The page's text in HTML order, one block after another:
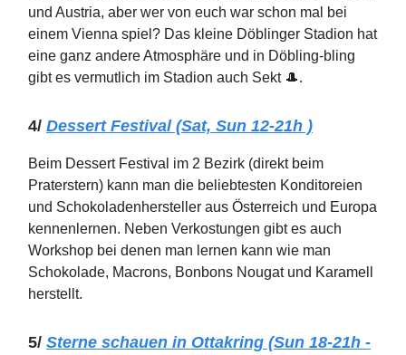
und Austria, aber wer von euch war schon mal bei
einem Vienna spiel? Das kleine Döblinger Stadion hat
eine ganz andere Atmosphäre und in Döbling-bling
gibt es vermutlich im Stadion auch Sekt 🎩.
4/ Dessert Festival (Sat, Sun 12-21h )
Beim Dessert Festival im 2 Bezirk (direkt beim
Praterstern) kann man die beliebtesten Konditoreien
und Schokoladenhersteller aus Österreich und Europa
kennenlernen. Neben Verkostungen gibt es auch
Workshop bei denen man lernen kann wie man
Schokolade, Macrons, Bonbons Nougat und Karamell
herstellt.
5/ Sterne schauen in Ottakring (Sun 18-21h -